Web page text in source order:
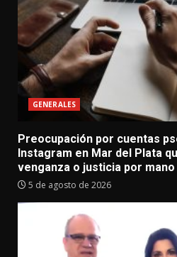
GENERALES
Preocupación por cuentas
Instagram en Mar del Plata
venganza o justicia por
5 de agosto de 2026